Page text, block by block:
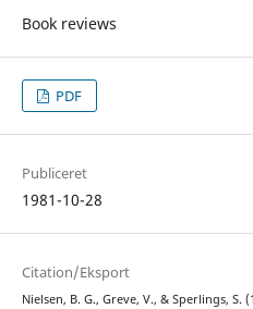
Book reviews
PDF
Publiceret
1981-10-28
Citation/Eksport
Nielsen, B. G., Greve, V., & Sperlings, S.